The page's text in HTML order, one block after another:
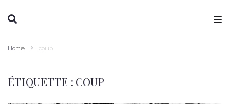
Home coup
ÉTIQUETTE : COUP